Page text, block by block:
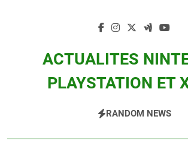
ACTUALITES
PLAYSTATION ET
Zelda, Splatoon, Pokemon Entre
RANDOM NEWS